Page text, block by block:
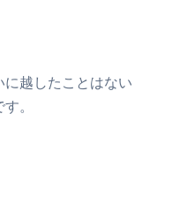
に越したことはない
。